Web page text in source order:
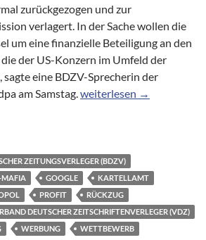
zurückgezogen und zur
verlagert. In der Sache wollen die
um eine finanzielle Beteiligung an den
der US-Konzern im Umfeld der
eine BDZV-Sprecherin der
am Samstag.Deutsche Verleger
weiterlesen →
ZEITUNGSVERLEGER (BDZV)
MAFIA GOOGLE
KARTELLAMT
PROFIT
RÜCKZUG
DEUTSCHER ZEITSCHRIFTENVERLEGER (VDZ)
WERBUNG
WETTBEWERB